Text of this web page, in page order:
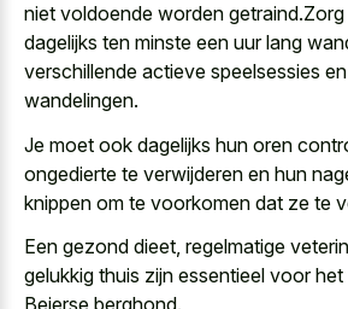
niet voldoende worden
dagelijks ten minste een uur lang
verschillende actieve speelsessies
wandelingen.
Je moet ook dagelijks hun oren
ongedierte te verwijderen en hun
knippen om te voorkomen dat ze te
Een gezond dieet, regelmatige
gelukkig thuis zijn essentieel voor